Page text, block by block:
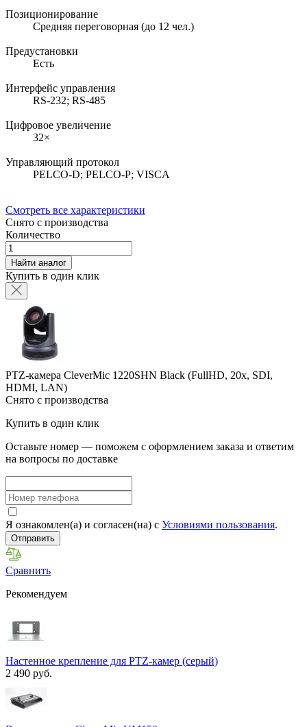
Позиционирование
Средняя переговорная (до 12 чел.)
Предустановки
Есть
Интерфейс управления
RS-232; RS-485
Цифровое увеличение
32×
Управляющий протокол
PELCO-D; PELCO-P; VISCA
Смотреть все характеристики
Снято с производства
Количество
Найти аналог
Купить в один клик
PTZ-камера CleverMic 1220SHN Black (FullHD, 20x, SDI,
HDMI, LAN)
Снято с производства
Купить в один клик
Оставьте номер — поможем с оформлением заказа и ответим
на вопросы по доставке
Я ознакомлен(а) и согласен(на) с Условиями пользования.
Отправить
Сравнить
Рекомендуем
Настенное крепление для PTZ-камер (серый)
2 490 руб.